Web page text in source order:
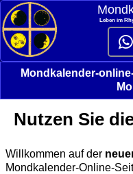
Leben im
Mondkalender-
Nutzen Sie
Willkommen auf der